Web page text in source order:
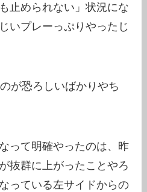
止められない」状況にな
いプレーっぷりやったじ
が恐ろしいばかりやち
って明確やったのは、昨
抜群に上がったことやろ
っている左サイドからの